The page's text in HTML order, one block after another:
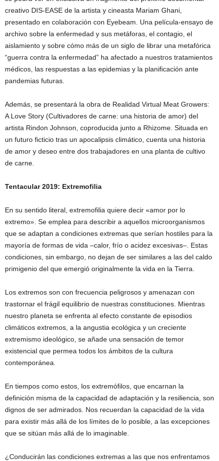
creativo DIS-EASE de la artista y cineasta Mariam Ghani,
presentado en colaboración con Eyebeam. Una película-ensayo de
archivo sobre la enfermedad y sus metáforas, el contagio, el
aislamiento y sobre cómo más de un siglo de librar una metafórica
“guerra contra la enfermedad” ha afectado a nuestros tratamientos
médicos, las respuestas a las epidemias y la planificación ante
pandemias futuras.
Además, se presentará la obra de Realidad Virtual Meat Growers:
A Love Story (Cultivadores de carne: una historia de amor) del
artista Rindon Johnson, coproducida junto a Rhizome. Situada en
un futuro ficticio tras un apocalipsis climático, cuenta una historia
de amor y deseo entre dos trabajadores en una planta de cultivo
de carne.
Tentacular 2019: Extremofilia
En su sentido literal, extremofilia quiere decir «amor por lo
extremo». Se emplea para describir a aquellos microorganismos
que se adaptan a condiciones extremas que serían hostiles para la
mayoría de formas de vida –calor, frío o acidez excesivas–. Estas
condiciones, sin embargo, no dejan de ser similares a las del caldo
primigenio del que emergió originalmente la vida en la Tierra.
Los extremos son con frecuencia peligrosos y amenazan con
trastornar el frágil equilibrio de nuestras constituciones. Mientras
nuestro planeta se enfrenta al efecto constante de episodios
climáticos extremos, a la angustia ecológica y un creciente
extremismo ideológico, se añade una sensación de temor
existencial que permea todos los ámbitos de la cultura
contemporánea.
En tiempos como estos, los extremófilos, que encarnan la
definición misma de la capacidad de adaptación y la resiliencia, son
dignos de ser admirados. Nos recuerdan la capacidad de la vida
para existir más allá de los límites de lo posible, a las excepciones
que se sitúan más allá de lo imaginable.
¿Conducirán las condiciones extremas a las que nos enfrentamos